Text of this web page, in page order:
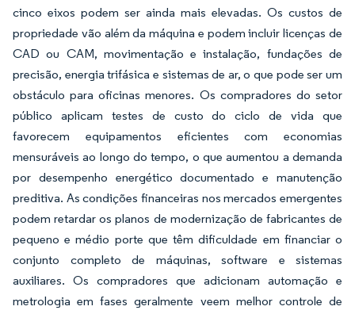
cinco eixos podem ser ainda mais elevadas. Os custos de
propriedade vão além da máquina e podem incluir licenças de
CAD ou CAM, movimentação e instalação, fundações de
precisão, energia trifásica e sistemas de ar, o que pode ser um
obstáculo para oficinas menores. Os compradores do setor
público aplicam testes de custo do ciclo de vida que
favorecem equipamentos eficientes com economias
mensuráveis ao longo do tempo, o que aumentou a demanda
por desempenho energético documentado e manutenção
preditiva. As condições financeiras nos mercados emergentes
podem retardar os planos de modernização de fabricantes de
pequeno e médio porte que têm dificuldade em financiar o
conjunto completo de máquinas, software e sistemas
auxiliares. Os compradores que adicionam automação e
metrologia em fases geralmente veem melhor controle de